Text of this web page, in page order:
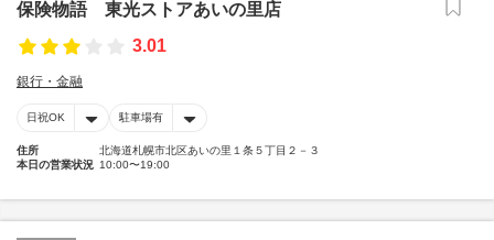
保険物語 東光ストアあいの里店
3.01
銀行・金融
日祝OK 駐車場有
住所
北海道札幌市北区あいの里１条５丁目２－３
本日の営業状況 10:00〜19:00